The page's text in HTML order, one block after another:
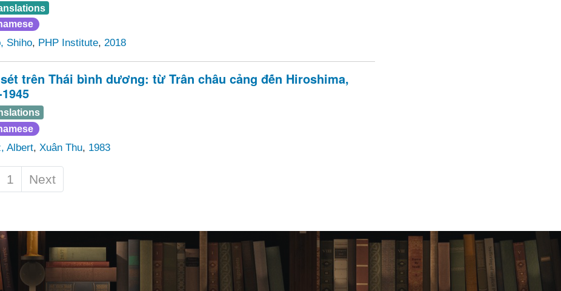
Shiho, PHP Institute, 2018
trên Thái bình dương: từ Trân châu cảng đé̂n Hiroshima,
Albert, Xuân Thu, 1983
1 Next